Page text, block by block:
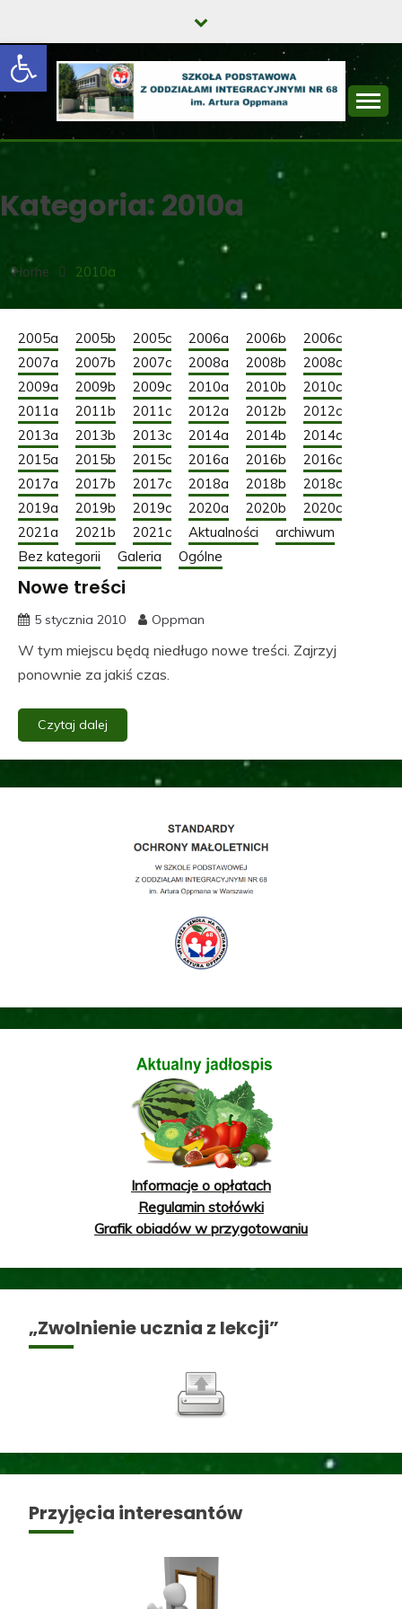
Open toolbar
content
SZKOŁA
PODSTAWOWA Z
ODDZIAŁAMI
INTEGRACYJNYMI
NR 68 IM. ARTURA
OPPMANA
Kategoria: 2010a
Home 2010a
2005a 2005b 2005c 2006a 2006b
2006c
2007a
2007b 2007c 2008a 2008b
2008c
2009a
2009b 2009c 2010a 2010b
2010c
2011a
2011b 2011c 2012a 2012b
2012c
2013a
2013b 2013c 2014a 2014b
2014c
2015a
2015b 2015c 2016a 2016b
2016c
2017a
2017b 2017c 2018a 2018b
2018c
2019a
2019b 2019c 2020a 2020b
2020c
2021a
2021b 2021c Aktualności
archiwum
Bez kategorii
Galeria Ogólne
Nowe treści
5 stycznia 2010 Oppman
W tym miejscu będą niedługo nowe treści. Zajrzyj
ponownie za jakiś czas.
Czytaj dalej
Informacje o opłatach
Regulamin stołówki
Grafik obiadów w przygotowaniu
„Zwolnienie ucznia z lekcji”
Przyjęcia interesantów